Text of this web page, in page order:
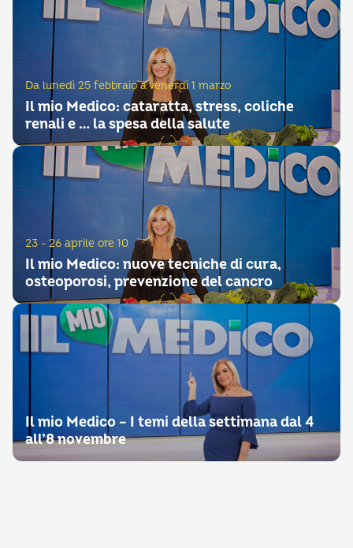
Da lunedì 25 febbraio a venerdì 1 marzo
Il mio Medico: cataratta, stress, coliche
renali e … la spesa della salute
23 - 26 aprile ore 10
Il mio Medico: nuove tecniche di cura,
osteoporosi, prevenzione del cancro
Il mio Medico – I temi della settimana dal 4
all’8 novembre